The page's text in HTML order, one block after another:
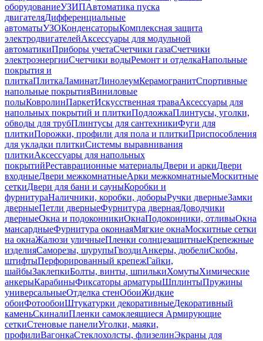
оборудованиеУЗИПАвтоматика пуска
двигателяДифференциальные
автоматыУЗОКонденсаторыКомплексная защита
электродвигателейАксессуары для модульной
автоматикиПриборы учетаСчетчики газаСчетчики
электроэнергииСчетчики водыРемонт и отделкаНапольные
покрытия и
плиткаПлиткаЛаминатЛинолеумКерамогранитСпортивные
напольные покрытияВиниловые
полыКовролинПаркетИскусственная траваАксессуары для
напольных покрытий и плиткиПодложкаПлинтусы, уголки,
обводы для трубПлинтусы для сантехникиФуги для
плиткиПорожки, профили для пола и плиткиПриспособления
для укладки плиткиСистемы выравнивания
плиткиАксессуары для напольных
покрытийРеставрационные материалыДвери и аркиДвери
входныеДвери межкомнатныеАрки межкомнатныеМоскитные
сеткиДвери для бани и сауныКоробки и
фурнитураНаличники, коробки, доборыРучки дверныеЗамки
дверныеПетли дверныеФурнитура двернаяДоводчики
дверныеОкна и подоконникиОкнаПодоконники, отливыОкна
мансардныеФурнитура оконнаяМягкие окнаМоскитные сетки
на окнаЖалюзи уличныеПленки солнцезащитныеКрепежные
изделияСаморезы, шурупыГвоздиАнкеры, дюбелиСкобы,
штифтыПерфорированный крепежГайки,
шайбыЗаклепкиБолты, винты, шпилькиХомутыХимические
анкерыКарабиныФиксаторы арматурыШплинтыПружины
универсальныеОтделка стенОбоиЖидкие
обоиФотообоиШтукатурки декоративныеДекоративный
каменьСкиналиПленки самоклеящиеся Армирующие
сеткиСтеновые панелиУголки, маяки,
профилиВагонкаСтеклохолсты, флизелинЭкраны для